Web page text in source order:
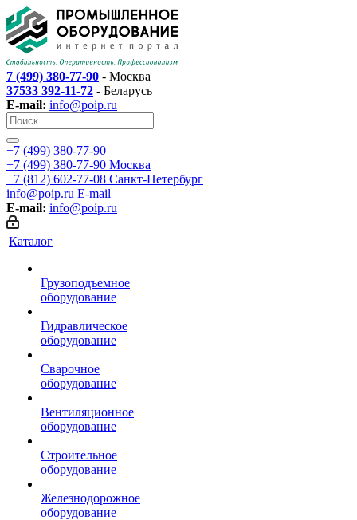
7 (499) 380-77-90 - Москва
37533 392-11-72 - Беларусь
E-mail: info@poip.ru
+7 (499) 380-77-90
+7 (499) 380-77-90 Москва
+7 (812) 602-77-08 Санкт-Петербург
info@poip.ru E-mail
E-mail: info@poip.ru
Каталог
Грузоподъемное
оборудование
Гидравлическое
оборудование
Сварочное
оборудование
Вентиляционное
оборудование
Строительное
оборудование
Железнодорожное
оборудование